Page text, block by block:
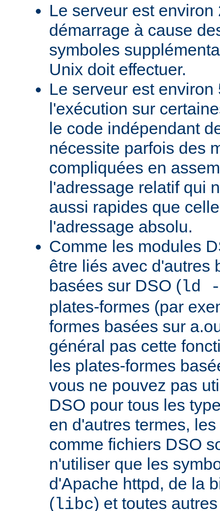
Le serveur est
démarrage à cause
symboles
Unix doit effectuer.
Le serveur est environ
l'exécution sur
le code indépendant
nécessite parfois des
compliquées en
l'adressage relatif qui
aussi rapides que
l'adressage absolu.
Comme les modules
être liés avec d'autres
basées sur DSO (ld
plates-formes (par
formes basées sur
général pas cette
les plates-formes
vous ne pouvez pas
DSO pour tous les
en d'autres termes,
comme fichiers DSO
n'utiliser que les
d'Apache httpd, de la
(libc) et toutes